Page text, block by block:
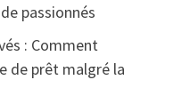
passionnés
: Comment
de prêt malgré la